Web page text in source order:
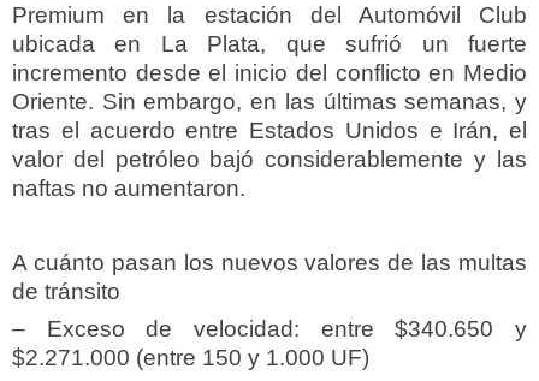
Premium en la estación del Automóvil Club
ubicada en La Plata, que sufrió un fuerte
incremento desde el inicio del conflicto en Medio
Oriente. Sin embargo, en las últimas semanas, y
tras el acuerdo entre Estados Unidos e Irán, el
valor del petróleo bajó considerablemente y las
naftas no aumentaron.
A cuánto pasan los nuevos valores de las multas
de tránsito
– Exceso de velocidad: entre $340.650 y
$2.271.000 (entre 150 y 1.000 UF)